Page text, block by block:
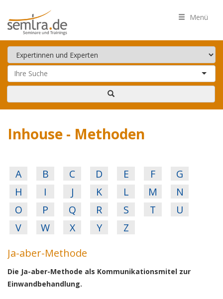
Menü
Inhouse - Methoden
A B C D E F
G
H
I J K L M
N
O
P Q R S T
U
V
W X Y
Z
Ja-aber-Methode
Die Ja-aber-Methode als Kommunikationsmitel zur
Einwandbehandlung.